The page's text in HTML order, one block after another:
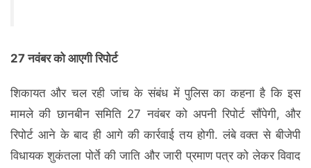
27 नवंबर को आएगी रिपोर्ट
शिकायत और चल रही जांच के संबंध में पुलिस का कहना है कि इस
मामले की छानबीन समिति 27 नवंबर को अपनी रिपोर्ट सौंपेगी, और
रिपोर्ट आने के बाद ही आगे की कार्रवाई तय होगी. लंबे वक्त से बीजेपी
विधायक शुकंतला पोर्ते की जाति और जारी प्रमाण पत्र को लेकर विवाद